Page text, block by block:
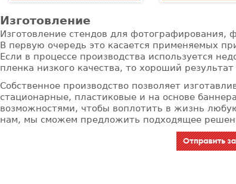
Изготовление
Изготовление стендов для фотографирования,
В первую очередь это касается применяемых
Если в процессе производства используется
пленка низкого качества, то хороший
Собственное производство позволяет
стационарные, пластиковые и на основе
возможностями, чтобы воплотить в жизнь
нам, мы сможем предложить подходящее